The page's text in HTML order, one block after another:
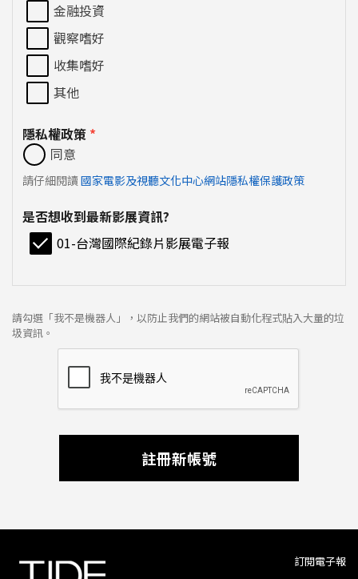
金融投資
觀察嗜好
收集嗜好
其他
隱私權政策 *
同意
請仔細閱讀 國家電影及視聽文化中心網站隱私權保護政策
是否想收到最新影展資訊?
01-台灣國際紀錄片影展電子報
請勾選「我不是機器人」，以防止我們的網站被自動化程式貼入大量的垃
圾資訊。
註冊新帳號
訂閱電子報